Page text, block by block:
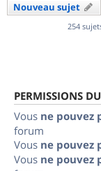
Nouveau sujet
254
PERMISSIONS
Vous ne pouvez
forum
Vous ne pouvez
Vous ne pouvez